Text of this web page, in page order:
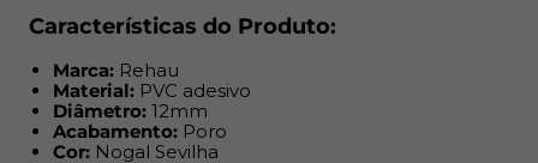
Benefícios:
Aplicação rápida e sem complicação: destaque e cole
Resolve imperfeições e deixa o acabamento mais
limpo
Características do Produto:
Marca: Rehau
Material: PVC adesivo
Diâmetro: 12mm
Acabamento: Poro
Cor: Nogal Sevilha